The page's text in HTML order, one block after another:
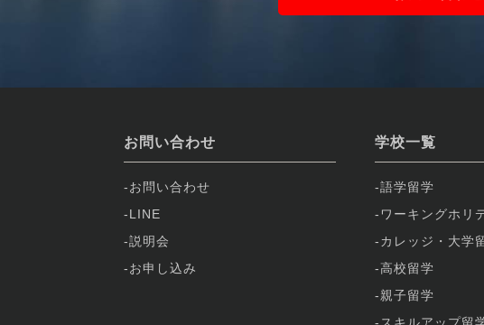
お問い合わせ
お問い合わせ
LINE
説明会
お申し込み
学校一覧
語学留学
ワーキングホリ
カレッジ・大学
高校留学
親子留学